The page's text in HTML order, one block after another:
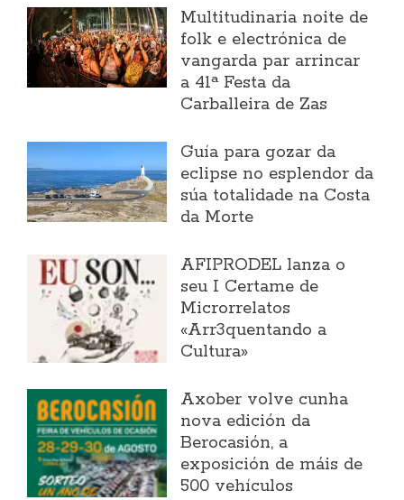
Multitudinaria noite de
folk e electrónica de
vangarda par arrincar
a 41ª Festa da
Carballeira de Zas
Guía para gozar da
eclipse no esplendor da
súa totalidade na Costa
da Morte
AFIPRODEL lanza o
seu I Certame de
Microrrelatos
«Arr3quentando a
Cultura»
Axober volve cunha
nova edición da
Berocasión, a
exposición de máis de
500 vehículos